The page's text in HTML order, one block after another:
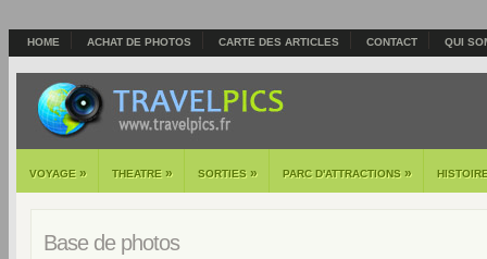
HOME ACHAT DE PHOTOS CARTE DES ARTICLES CONTACT QUI
VOYAGE » THEATRE » SORTIES » PARC D'ATTRACTIONS »
Base de photos